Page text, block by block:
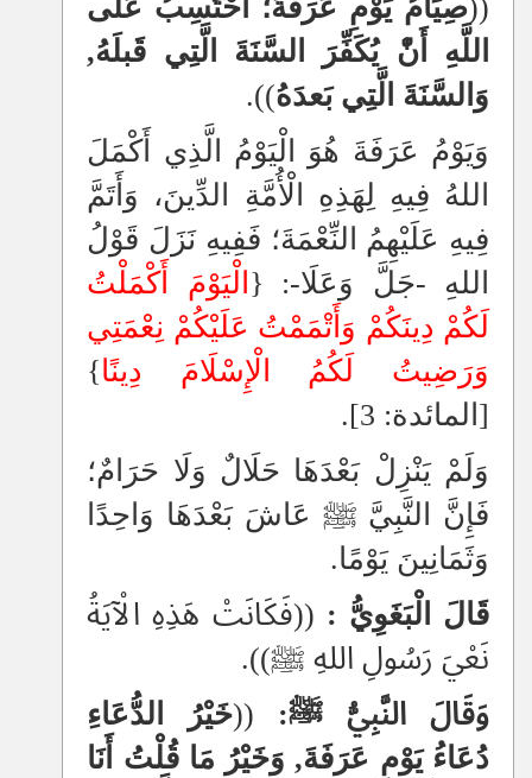
((صِيَامُ يَوْمِ عَرَفَةَ؛ أَحْتَسِبُ عَلَى
اللَّهِ أَنّْ يُكَفِّرَ السَّنَةَ الَّتِي قَبلَهُ,
وَالسَّنَةَ الَّتِي بَعدَهُ)).
وَيَوْمُ عَرَفَةَ هُوَ الْيَوْمُ الَّذِي أَكْمَلَ
اللهُ فِيهِ لِهَذِهِ الْأُمَّةِ الدِّينَ، وَأَتَمَّ
فِيهِ عَلَيْهِمُ النِّعْمَةَ؛ فَفِيهِ نَزَلَ قَوْلُ
اللهِ -جَلَّ وَعَلَا-: { الْيَوْمَ أَكْمَلْتُ
لَكُمْ دِينَكُمْ وَأَتْمَمْتُ عَلَيْكُمْ نِعْمَتِي
وَرَضِيتُ لَكُمُ الْإِسْلَامَ دِينًا}
[المائدة: 3].
وَلَمْ يَنْزِلْ بَعْدَهَا حَلَالٌ وَلَا حَرَامٌ؛
فَإِنَّ النَّبِيَّ ﷺ عَاشَ بَعْدَهَا وَاحِدًا
وَثَمَانِينَ يَوْمًا.
قَالَ الْبَغَوِيُّ : ((فَكَانَتْ هَذِهِ الْآيَةُ
نَعْيَ رَسُولِ اللهِ ﷺ)).
وَقَالَ النَّبِيُّ ﷺ: ((خَيْرُ الدُّعَاءِ
دُعَاءُ يَوْمِ عَرَفَةَ, وَخَيْرُ مَا قُلْتُ أَنَا